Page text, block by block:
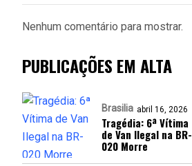
Nenhum comentário para mostrar.
PUBLICAÇÕES EM ALTA
Brasilia abril 16, 2026
Tragédia: 6ª Vítima
de Van Ilegal na BR-
020 Morre